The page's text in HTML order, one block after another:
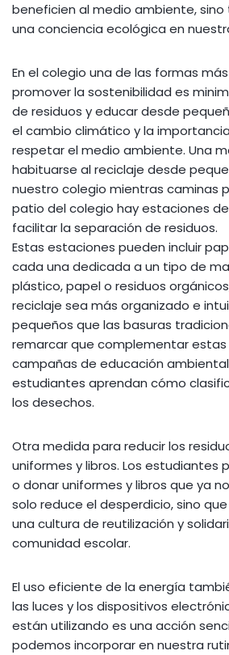
beneficien al medio ambiente,
una conciencia ecológica en
En el colegio una de las formas
promover la sostenibilidad es
de residuos y educar desde
el cambio climático y la
respetar el medio ambiente. Una
habituarse al reciclaje desde
nuestro colegio mientras caminas
patio del colegio hay estaciones
facilitar la separación de residuos.
Estas estaciones pueden incluir
cada una dedicada a un tipo de
plástico, papel o residuos
reciclaje sea más organizado e
pequeños que las basuras
remarcar que complementar
campañas de educación
estudiantes aprendan cómo
los desechos.
Otra medida para reducir los
uniformes y libros. Los estudiantes
o donar uniformes y libros que ya
solo reduce el desperdicio, sino
una cultura de reutilización y
comunidad escolar.
El uso eficiente de la energía
las luces y los dispositivos
están utilizando es una acción
podemos incorporar en nuestra